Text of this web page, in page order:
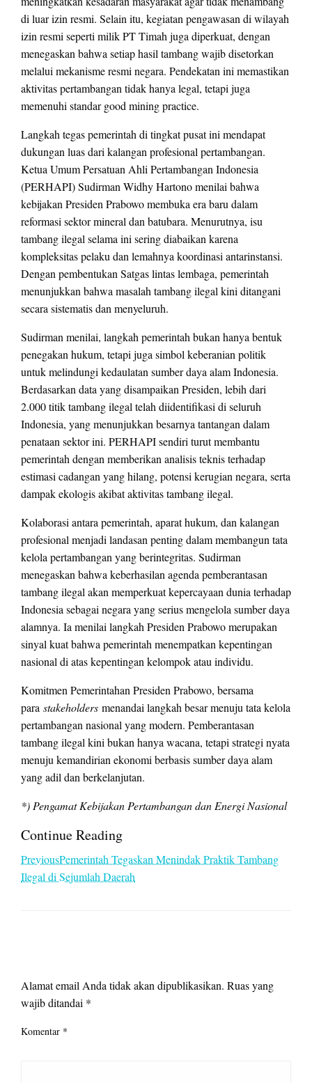
di luar izin resmi. Selain itu, kegiatan pengawasan di wilayah
izin resmi seperti milik PT Timah juga diperkuat, dengan
menegaskan bahwa setiap hasil tambang wajib disetorkan
melalui mekanisme resmi negara. Pendekatan ini memastikan
aktivitas pertambangan tidak hanya legal, tetapi juga
memenuhi standar good mining practice.
Langkah tegas pemerintah di tingkat pusat ini mendapat
dukungan luas dari kalangan profesional pertambangan.
Ketua Umum Persatuan Ahli Pertambangan Indonesia
(PERHAPI) Sudirman Widhy Hartono menilai bahwa
kebijakan Presiden Prabowo membuka era baru dalam
reformasi sektor mineral dan batubara. Menurutnya, isu
tambang ilegal selama ini sering diabaikan karena
kompleksitas pelaku dan lemahnya koordinasi antarinstansi.
Dengan pembentukan Satgas lintas lembaga, pemerintah
menunjukkan bahwa masalah tambang ilegal kini ditangani
secara sistematis dan menyeluruh.
Sudirman menilai, langkah pemerintah bukan hanya bentuk
penegakan hukum, tetapi juga simbol keberanian politik
untuk melindungi kedaulatan sumber daya alam Indonesia.
Berdasarkan data yang disampaikan Presiden, lebih dari
2.000 titik tambang ilegal telah diidentifikasi di seluruh
Indonesia, yang menunjukkan besarnya tantangan dalam
penataan sektor ini. PERHAPI sendiri turut membantu
pemerintah dengan memberikan analisis teknis terhadap
estimasi cadangan yang hilang, potensi kerugian negara, serta
dampak ekologis akibat aktivitas tambang ilegal.
Kolaborasi antara pemerintah, aparat hukum, dan kalangan
profesional menjadi landasan penting dalam membangun tata
kelola pertambangan yang berintegritas. Sudirman
menegaskan bahwa keberhasilan agenda pemberantasan
tambang ilegal akan memperkuat kepercayaan dunia terhadap
Indonesia sebagai negara yang serius mengelola sumber daya
alamnya. Ia menilai langkah Presiden Prabowo merupakan
sinyal kuat bahwa pemerintah menempatkan kepentingan
nasional di atas kepentingan kelompok atau individu.
Komitmen Pemerintahan Presiden Prabowo, bersama
para stakeholders menandai langkah besar menuju tata kelola
pertambangan nasional yang modern. Pemberantasan
tambang ilegal kini bukan hanya wacana, tetapi strategi nyata
menuju kemandirian ekonomi berbasis sumber daya alam
yang adil dan berkelanjutan.
*) Pengamat Kebijakan Pertambangan dan Energi Nasional
Continue Reading
PreviousPemerintah Tegaskan Menindak Praktik Tambang
Ilegal di Sejumlah Daerah
Alamat email Anda tidak akan dipublikasikan. Ruas yang
wajib ditandai *
Komentar *